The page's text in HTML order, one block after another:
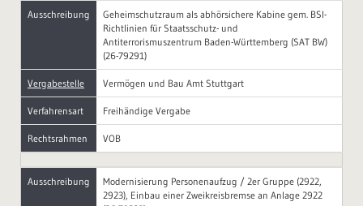
Ausschreibung
Geheimschutzraum als abhörsichere Kabine gem. BSI-
Richtlinien für Staatsschutz- und
Antiterrorismuszentrum Baden-Württemberg (SAT BW)
(26-79291)
Vergabestelle Vermögen und Bau Amt Stuttgart
Verfahrensart Freihändige Vergabe
Rechtsrahmen VOB
Ausschreibung
Modernisierung Personenaufzug / 2er Gruppe (2922,
2923), Einbau einer Zweikreisbremse an Anlage 2922